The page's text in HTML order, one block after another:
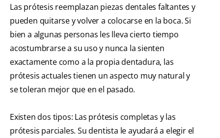
Las prótesis reemplazan piezas dentales faltantes y
pueden quitarse y volver a colocarse en la boca. Si
bien a algunas personas les lleva cierto tiempo
acostumbrarse a su uso y nunca la sienten
exactamente como a la propia dentadura, las
prótesis actuales tienen un aspecto muy natural y
se toleran mejor que en el pasado.
Existen dos tipos: Las prótesis completas y las
prótesis parciales. Su dentista le ayudará a elegir el